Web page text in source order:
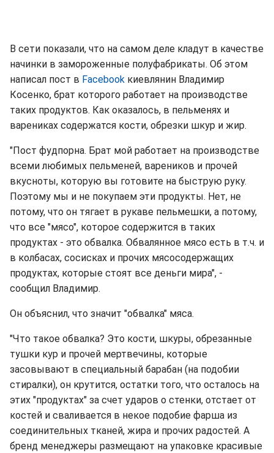
В сети показали, что на самом деле кладут в качестве
начинки в замороженные полуфабрикаты. Об этом
написал пост в Facebook киевлянин Владимир
Косенко, брат которого работает на производстве
таких продуктов. Как оказалось, в пельменях и
варениках содержатся кости, обрезки шкур и жир.
"Пост фудпорна. Брат мой работает на производстве
всеми любимых пельменей, вареников и прочей
вкусноты, которую вы готовите на быструю руку.
Поэтому мы и не покупаем эти продукты. Нет, не
потому, что он тягает в рукаве пельмешки, а потому,
что все "мясо", которое содержится в таких
продуктах - это обвалка. Обвалянное мясо есть в т.ч. и
в колбасах, сосисках и прочих мясосодержащих
продуктах, которые стоят все деньги мира", -
сообщил Владимир.
Он объяснил, что значит "обвалка" мяса.
"Что такое обвалка? Это кости, шкуры, обрезанные
тушки кур и прочей мертвечины, которые
засовывают в специальный барабан (на подобии
стиралки), он крутится, остатки того, что осталось на
этих "продуктах" за счет ударов о стенки, отстает от
костей и сваливается в некое подобие фарша из
соединительных тканей, жира и прочих радостей. А
бренд менеджеры размещают на упаковке красивые